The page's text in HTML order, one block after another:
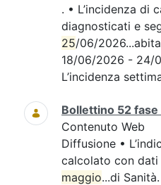
. • L’incidenza di
diagnosticati e
25/06/
18/06/2026 - 24/
L’incidenza
Bollettino 52 fase
Contenuto Web
Diffusione •
calcolato con
maggio...di